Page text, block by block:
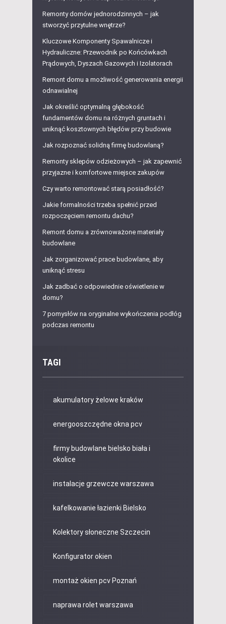
Remonty domów jednorodzinnych – jak
stworzyć przytulne wnętrze?
Kluczowe Komponenty Spawalnicze i
Hydrauliczne: Przewodnik po Końcówkach
Prądowych, Dyszach Gazowych i Izolatorach
Remont domu a możliwość generowania energii
odnawialnej
Jak określić optymalną głębokość
fundamentów domu na różnych gruntach i
uniknąć kosztownych błędów przy budowie
Jak rozpoznać solidną firmę budowlaną?
Remonty sklepów odzieżowych – jak zapewnić
przyjazne i komfortowe miejsce zakupów
Czy warto remontować starą posiadłość?
Jakie formalności trzeba spełnić przed
rozpoczęciem remontu dachu?
Remont domu a zrównoważone materiały
budowlane
Jak zorganizować prace budowlane, aby
uniknąć stresu
Jak zadbać o odpowiednie oświetlenie w
domu?
7 pomysłów na oryginalne wykończenia podłóg
podczas remontu
TAGI
akumulatory żelowe kraków
energooszczędne okna pcv
firmy budowlane bielsko biała i
okolice
instalacje grzewcze warszawa
kafelkowanie łazienki Bielsko
Kolektory słoneczne Szczecin
Konfigurator okien
montaż okien pcv Poznań
naprawa rolet warszawa